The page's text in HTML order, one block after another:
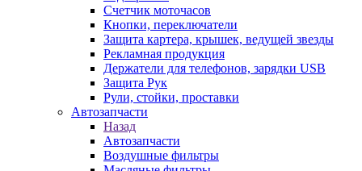
Счетчик моточасов
Кнопки, переключатели
Защита картера, крышек, ведущей звезды
Рекламная продукция
Держатели для телефонов, зарядки USB
Защита Рук
Рули, стойки, проставки
Автозапчасти
Назад
Автозапчасти
Воздушные фильтры